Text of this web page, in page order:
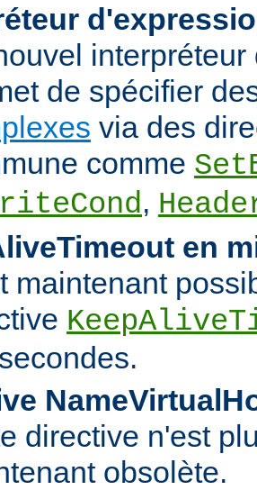
de spécifier
via des
comme
,
en
maintenant
directive n'est
obsolète.